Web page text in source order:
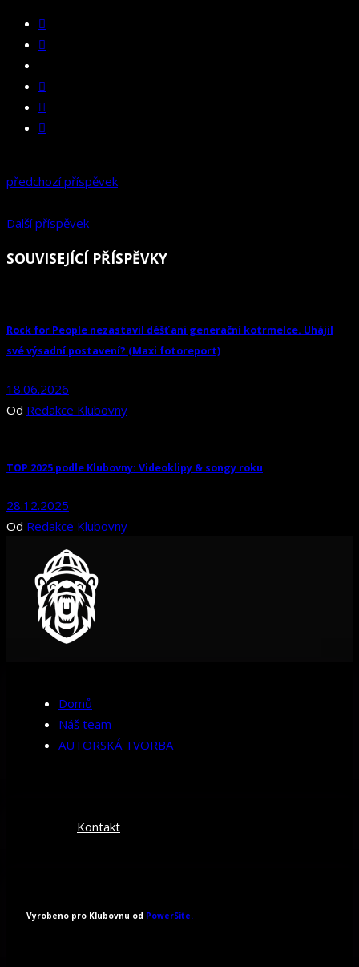
předchozí příspěvek
Další příspěvek
SOUVISEJÍCÍ PŘÍSPĚVKY
Rock for People nezastavil déšť ani generační kotrmelce. Uhájil
své výsadní postavení? (Maxi fotoreport)
18.06.2026
Od Redakce Klubovny
TOP 2025 podle Klubovny: Videoklipy & songy roku
28.12.2025
Od Redakce Klubovny
Domů
Náš team
AUTORSKÁ TVORBA
Kontakt
Vyrobeno pro Klubovnu od PowerSite.